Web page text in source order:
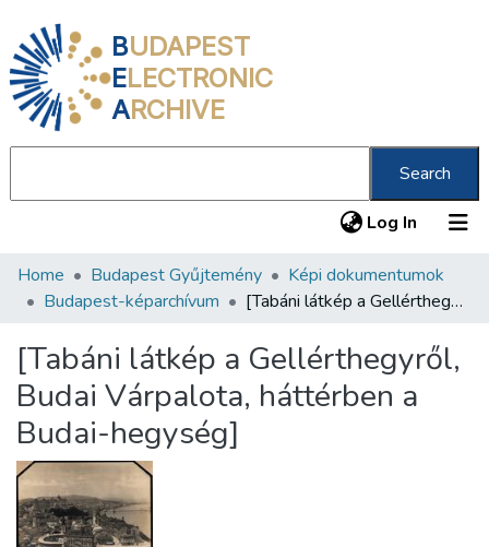
BUDAPEST
ELECTRONIC
ARCHIVE
Search
Log In (current)
Communities & Collections
Statistics
About us
Home Budapest Gyűjtemény
Képi dokumentumok
Budapest-képarchívum
[Tabáni látkép a Gellérthegyről, Budai Várpalota, háttérben a Budai-hegység]
[Tabáni látkép a Gellérthegyről,
Budai Várpalota, háttérben a
Budai-hegység]